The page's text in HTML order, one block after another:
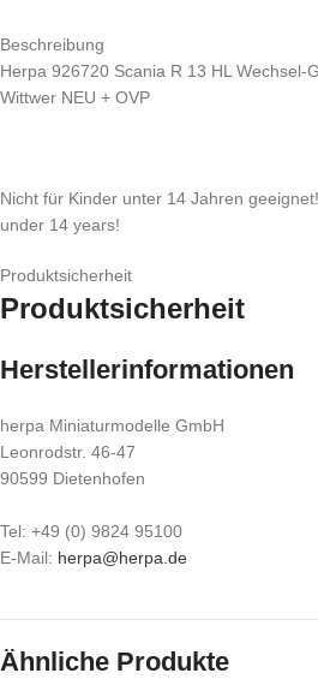
Beschreibung
Herpa 926720 Scania R 13 HL Wechsel-
Wittwer NEU + OVP
Nicht für Kinder unter 14 Jahren
under 14 years!
Produktsicherheit
Produktsicherheit
Herstellerinformationen
herpa Miniaturmodelle GmbH
Leonrodstr. 46-47
90599 Dietenhofen
Tel: +49 (0) 9824 95100
E-Mail: herpa@herpa.de
Ähnliche Produkte